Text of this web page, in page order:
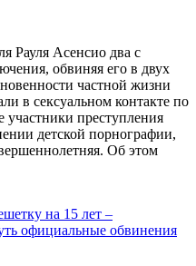
Рауля Асенсио два с
обвиняя его в двух
частной жизни
в сексуальном контакте по
преступления
детской порнографии,
Об этом
на 15 лет –
официальные обвинения